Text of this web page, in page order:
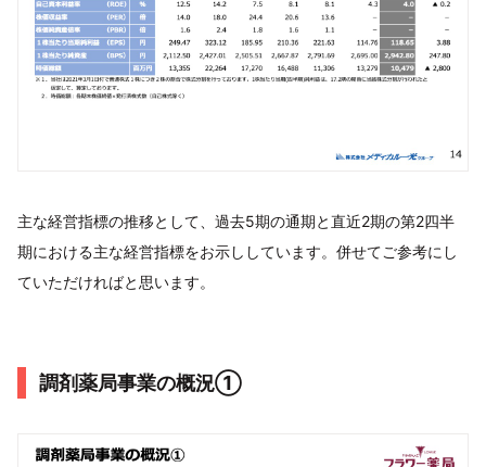
主な経営指標の推移として、過去5期の通期と直近2期の第2四半
期における主な経営指標をお示ししています。併せてご参考にし
ていただければと思います。
調剤薬局事業の概況①